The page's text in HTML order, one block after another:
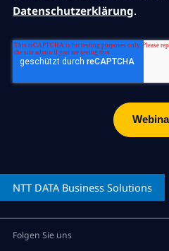
Datenschutzerklärung.
NTT DATABusiness Solutions
Folgen Sie uns